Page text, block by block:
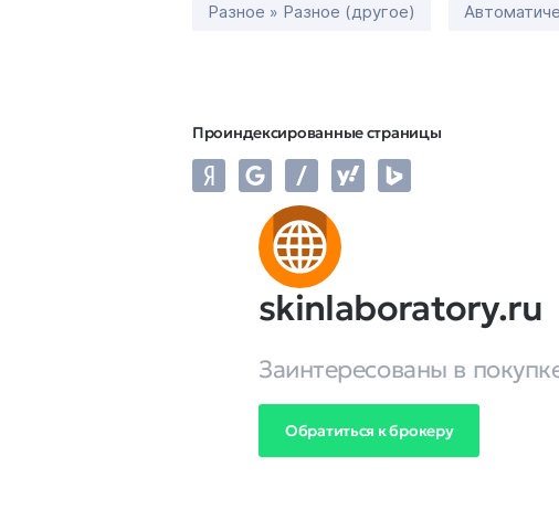
Разное » Разное (другое)
Проиндексированные страницы
skinlaboratory.ru
Заинтересованы в
Обратиться к брокеру